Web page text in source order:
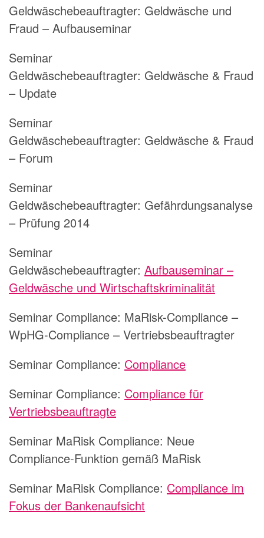
Geldwäschebeauftragter: Geldwäsche und
Fraud – Aufbauseminar
Seminar
Geldwäschebeauftragter: Geldwäsche & Fraud
– Update
Seminar
Geldwäschebeauftragter: Geldwäsche & Fraud
– Forum
Seminar
Geldwäschebeauftragter: Gefährdungsanalyse
– Prüfung 2014
Seminar
Geldwäschebeauftragter: Aufbauseminar –
Geldwäsche und Wirtschaftskriminalität
Seminar Compliance: MaRisk-Compliance –
WpHG-Compliance – Vertriebsbeauftragter
Seminar Compliance: Compliance
Seminar Compliance: Compliance für
Vertriebsbeauftragte
Seminar MaRisk Compliance: Neue
Compliance-Funktion gemäß MaRisk
Seminar MaRisk Compliance: Compliance im
Fokus der Bankenaufsicht